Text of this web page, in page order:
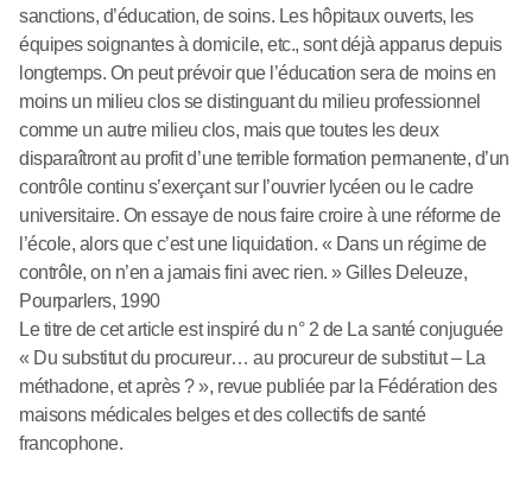
sanctions, d’éducation, de soins. Les hôpitaux ouverts, les
équipes soignantes à domicile, etc., sont déjà apparus depuis
longtemps. On peut prévoir que l’éducation sera de moins en
moins un milieu clos se distinguant du milieu professionnel
comme un autre milieu clos, mais que toutes les deux
disparaîtront au profit d’une terrible formation permanente, d’un
contrôle continu s’exerçant sur l’ouvrier lycéen ou le cadre
universitaire. On essaye de nous faire croire à une réforme de
l’école, alors que c’est une liquidation. « Dans un régime de
contrôle, on n’en a jamais fini avec rien. » Gilles Deleuze,
Pourparlers, 1990
Le titre de cet article est inspiré du n° 2 de La santé conjuguée
« Du substitut du procureur… au procureur de substitut – La
méthadone, et après ? », revue publiée par la Fédération des
maisons médicales belges et des collectifs de santé
francophone.